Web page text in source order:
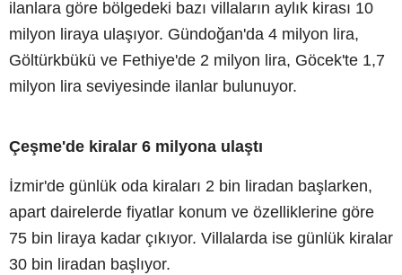
ilanlara göre bölgedeki bazı villaların aylık kirası 10
milyon liraya ulaşıyor. Gündoğan'da 4 milyon lira,
Göltürkbükü ve Fethiye'de 2 milyon lira, Göcek'te 1,7
milyon lira seviyesinde ilanlar bulunuyor.
Çeşme'de kiralar 6 milyona ulaştı
İzmir'de günlük oda kiraları 2 bin liradan başlarken,
apart dairelerde fiyatlar konum ve özelliklerine göre
75 bin liraya kadar çıkıyor. Villalarda ise günlük kiralar
30 bin liradan başlıyor.